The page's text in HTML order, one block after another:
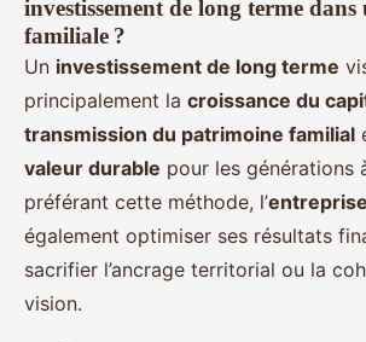
investissement de long terme dans
familiale ?
Un investissement de long terme
principalement la croissance du
transmission du patrimoine familial
valeur durable pour les générations
préférant cette méthode, l’
également optimiser ses résultats
sacrifier l’ancrage territorial ou la
vision.